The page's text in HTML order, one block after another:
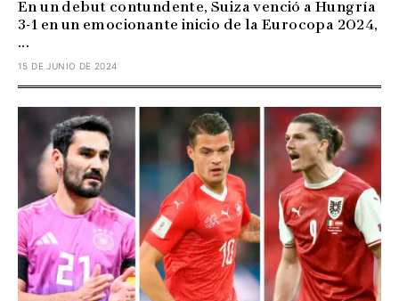
En un debut contundente, Suiza venció a Hungría
3-1 en un emocionante inicio de la Eurocopa 2024,
...
15 DE JUNIO DE 2024